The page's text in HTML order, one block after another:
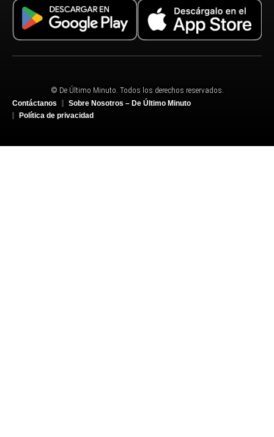
© De Último Minuto. Todos los derechos reservados.
Contáctanos
Sobre Nosotros – De Último Minuto
Política de privacidad